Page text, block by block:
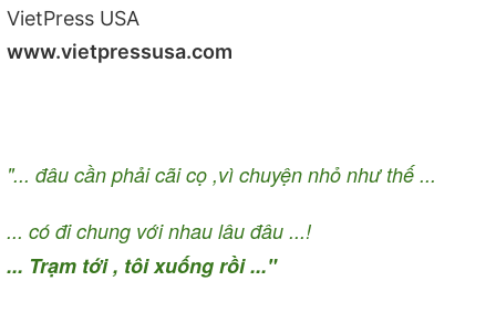
VietPress USA
www.vietpressusa.com
"... đâu cần phải cãi cọ ,vì chuyện nhỏ như thế ...
... có đi chung với nhau lâu đâu ...!
... Trạm tới , tôi xuống rồi ..."